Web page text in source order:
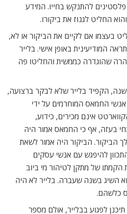
להתנקש בחייו. המידע
החליט לגנוז את ביקורו.
בעצמו אם לקיים את הביקור או לא,
המודיעינית באופן אישי. בלייר
שהוגדרה כממשית והחליטו פה
הקפיד בלייר שלא לבקר ברצועה,
החמאס המוחרמים על ידי
אינם מכירים, כידוע,
בעזה, אף כי החמאס אמור היה
הביקור. הביקור היה אמור לשאת
להיפגש עם אנשי עסקים
הקמתו של מתקן לטיהור מי ביוב
השיג בשנה שעברה. בלייר לא היה
כלשהם.
לפגוע בבלייר, אולם מספר